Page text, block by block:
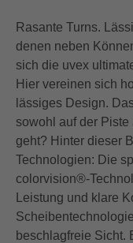
Rasante Turns.
denen neben
sich die uvex
Hier vereinen sich
lässiges Design.
sowohl auf der
geht? Hinter dieser
Technologien: Die
colorvision®-
Leistung und klare
beschlagfreie Sicht.